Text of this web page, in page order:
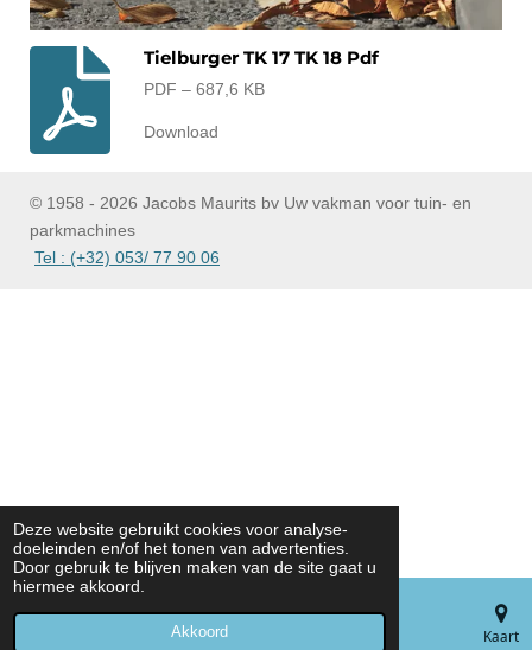
Deze website gebruikt cookies voor analyse-
doeleinden en/of het tonen van advertenties.
Door gebruik te blijven maken van de site gaat u
hiermee akkoord.
Akkoord
Tielburger TK 17 TK 18 Pdf
PDF – 687,6 KB
Download
© 1958 - 2026 Jacobs Maurits bv Uw vakman voor tuin- en
parkmachines
Tel : (+32) 053/ 77 90 06
Kaart